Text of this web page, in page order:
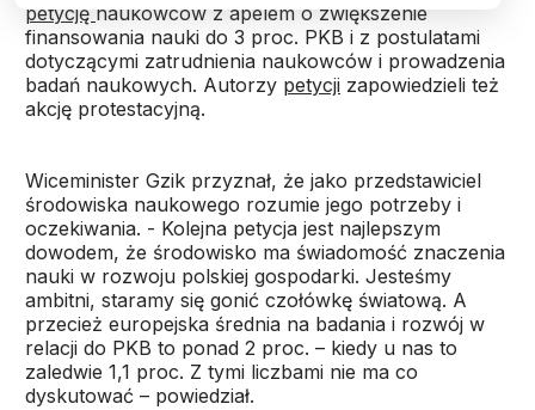
petycję naukowców z apelem o zwiększenie
finansowania nauki do 3 proc. PKB i z postulatami
dotyczącymi zatrudnienia naukowców i prowadzenia
badań naukowych. Autorzy petycji zapowiedzieli też
akcję protestacyjną.
Wiceminister Gzik przyznał, że jako przedstawiciel
środowiska naukowego rozumie jego potrzeby i
oczekiwania. - Kolejna petycja jest najlepszym
dowodem, że środowisko ma świadomość znaczenia
nauki w rozwoju polskiej gospodarki. Jesteśmy
ambitni, staramy się gonić czołówkę światową. A
przecież europejska średnia na badania i rozwój w
relacji do PKB to ponad 2 proc. – kiedy u nas to
zaledwie 1,1 proc. Z tymi liczbami nie ma co
dyskutować – powiedział.